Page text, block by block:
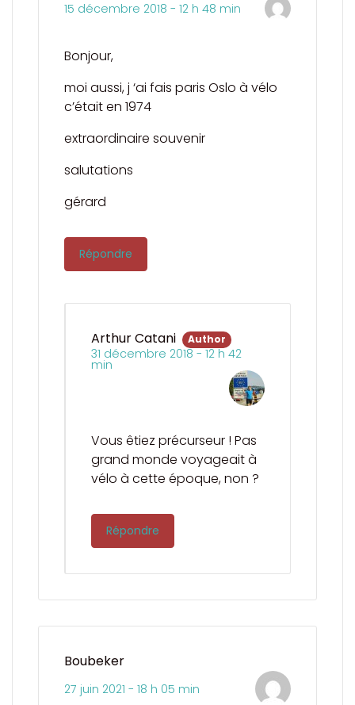
15 décembre 2018 - 12 h 48 min
Bonjour,
moi aussi, j ‘ai fais paris Oslo à vélo
c’était en 1974
extraordinaire souvenir
salutations
gérard
Répondre
Arthur Catani Author
31 décembre 2018 - 12 h 42
min
Vous êtiez précurseur ! Pas
grand monde voyageait à
vélo à cette époque, non ?
Répondre
Boubeker
27 juin 2021 - 18 h 05 min